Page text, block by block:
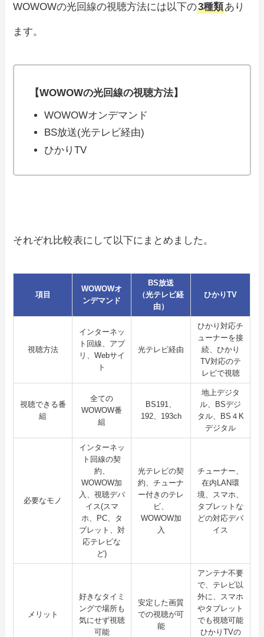
WOWOWの光回線の視聴方法には以下の3種類あり
ます。
【WOWOWの光回線の視聴方法】
WOWOWオンデマンド
BS放送(光テレビ経由)
ひかりTV
それぞれ比較表にして以下にまとめました。
項目
WOWOWオ
ンデマンド
BS放送
（光テレビ経
由）
ひかりTV
視聴方法
インターネッ
ト回線、アプ
リ、Webサイ
ト
光テレビ経由
ひかり対応チ
ューナーを接
続、ひかり
TV対応のテ
レビで視聴
視聴できる番
組
全ての
WOWOW番
組
BS191、
192、193ch
地上デジタ
ル、BSデジ
タル、BS４K
デジタル
必要なモノ
インターネッ
ト回線の契
約、
WOWOW加
入、視聴デバ
イス(スマ
ホ、PC、タ
ブレット、対
応テレビな
ど)
光テレビの契
約、チューナ
ー付きのテレ
ビ、
WOWOW加
入
チューナー、
在内LAN環
境、スマホ、
タブレットな
どの対応デバ
イス
メリット
好きなタイミ
ングで場所も
気にせず視聴
可能
安定した画質
での視聴が可
能
アンテナ不要
で、テレビ以
外に、スマホ
やタブレット
でも視聴可能
ひかりTVの